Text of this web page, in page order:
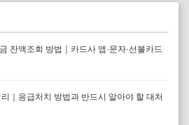
잔액조회 방법｜카드사 앱·문자·선불카드
｜응급처치 방법과 반드시 알아야 할 대처